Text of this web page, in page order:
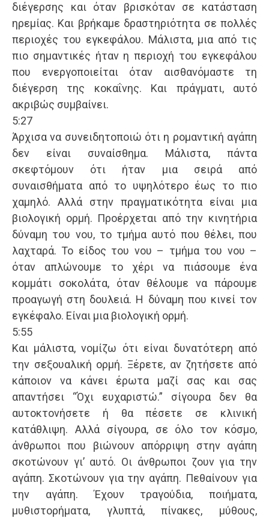
διέγερσης και όταν βρισκόταν σε κατάσταση
ηρεμίας. Και βρήκαμε δραστηριότητα σε πολλές
περιοχές του εγκεφάλου. Μάλιστα, μια από τις
πιο σημαντικές ήταν η περιοχή του εγκεφάλου
που ενεργοποιείται όταν αισθανόμαστε τη
διέγερση της κοκαΐνης. Και πράγματι, αυτό
ακριβώς συμβαίνει.
5:27
Άρχισα να συνειδητοποιώ ότι η ρομαντική αγάπη
δεν είναι συναίσθημα. Μάλιστα, πάντα
σκεφτόμουν ότι ήταν μια σειρά από
συναισθήματα από το υψηλότερο έως το πιο
χαμηλό. Αλλά στην πραγματικότητα είναι μια
βιολογική ορμή. Προέρχεται από την κινητήρια
δύναμη του νου, το τμήμα αυτό που θέλει, που
λαχταρά. Το είδος του νου – τμήμα του νου –
όταν απλώνουμε το χέρι να πιάσουμε ένα
κομμάτι σοκολάτα, όταν θέλουμε να πάρουμε
προαγωγή στη δουλειά. Η δύναμη που κινεί τον
εγκέφαλο. Είναι μια βιολογική ορμή.
5:55
Και μάλιστα, νομίζω ότι είναι δυνατότερη από
την σεξουαλική ορμή. Ξέρετε, αν ζητήσετε από
κάποιον να κάνει έρωτα μαζί σας και σας
απαντήσει “Όχι ευχαριστώ.” σίγουρα δεν θα
αυτοκτονήσετε ή θα πέσετε σε κλινική
κατάθλιψη. Αλλά σίγουρα, σε όλο τον κόσμο,
άνθρωποι που βιώνουν απόρριψη στην αγάπη
σκοτώνουν γι’ αυτό. Οι άνθρωποι ζουν για την
αγάπη. Σκοτώνουν για την αγάπη. Πεθαίνουν για
την αγάπη. Έχουν τραγούδια, ποιήματα,
μυθιστορήματα, γλυπτά, πίνακες, μύθους,